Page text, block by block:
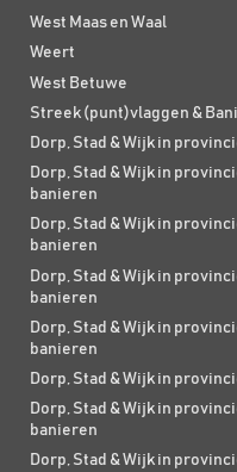
West Maas en Waal
Weert
West Betuwe
Streek (punt)vlaggen &
Dorp, Stad & Wijk in
Dorp, Stad & Wijk in
banieren
Dorp, Stad & Wijk in
banieren
Dorp, Stad & Wijk in
banieren
Dorp, Stad & Wijk in
banieren
Dorp, Stad & Wijk in
Dorp, Stad & Wijk in
banieren
Dorp, Stad & Wijk in